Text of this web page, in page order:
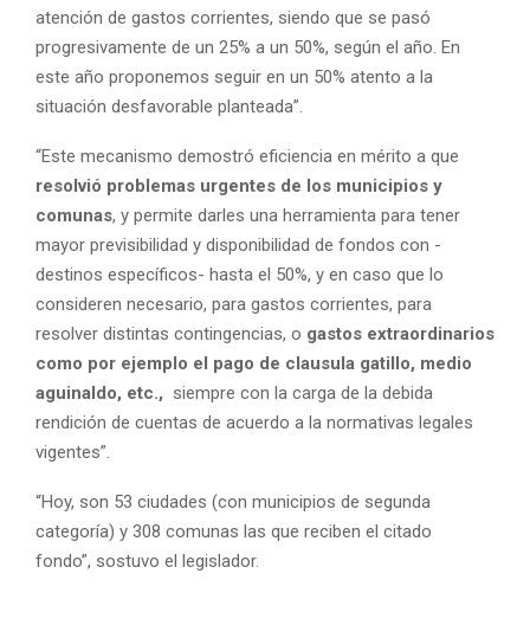
atención de gastos corrientes, siendo que se pasó
progresivamente de un 25% a un 50%, según el año. En
este año proponemos seguir en un 50% atento a la
situación desfavorable planteada”.
“Este mecanismo demostró eficiencia en mérito a que
resolvió problemas urgentes de los municipios y
comunas, y permite darles una herramienta para tener
mayor previsibilidad y disponibilidad de fondos con -
destinos específicos- hasta el 50%, y en caso que lo
consideren necesario, para gastos corrientes, para
resolver distintas contingencias, o gastos extraordinarios
como por ejemplo el pago de clausula gatillo, medio
aguinaldo, etc., siempre con la carga de la debida
rendición de cuentas de acuerdo a la normativas legales
vigentes”.
“Hoy, son 53 ciudades (con municipios de segunda
categoría) y 308 comunas las que reciben el citado
fondo”, sostuvo el legislador.